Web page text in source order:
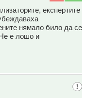
експертите
нямало било да се
е лошо и